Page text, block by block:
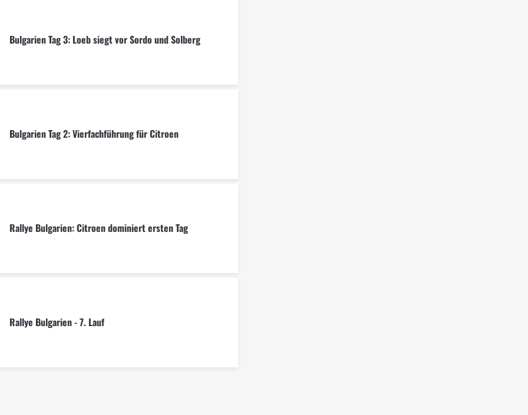
Bulgarien Tag 3: Loeb siegt vor Sordo und Solberg
Bulgarien Tag 2: Vierfachführung für Citroen
Rallye Bulgarien: Citroen dominiert ersten Tag
Rallye Bulgarien - 7. Lauf